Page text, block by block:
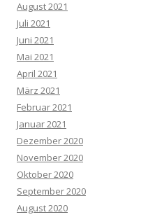
August 2021
Juli 2021
Juni 2021
Mai 2021
April 2021
März 2021
Februar 2021
Januar 2021
Dezember 2020
November 2020
Oktober 2020
September 2020
August 2020